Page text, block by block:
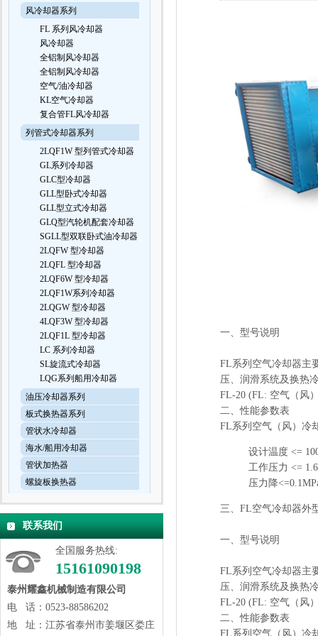
风冷却器系列
FL 系列风冷却器
风冷却器
全铝制风冷却器
全铝制风冷却器
空气/油冷却器
KL空气冷却器
复合管FL风冷却器
列管式冷却器系列
2LQF1W 型列管式冷却器
GL系列冷却器
GLC型冷却器
GLL型卧式冷却器
GLL型立式冷却器
GLQ型汽轮机配套冷却器
SGLL型双联卧式油冷却器
2LQFW 型冷却器
2LQFL 型冷却器
2LQF6W 型冷却器
2LQF1W系列冷却器
2LQGW 型冷却器
4LQF3W 型冷却器
2LQF1L 型冷却器
LC 系列冷却器
SL旋流式冷却器
LQG系列船用冷却器
油压冷却器系列
板式换热器系列
管状水冷却器
海水/船用冷却器
管状加热器
螺旋板换热器
联系我们
全国服务热线:
15161090198
泰州耀鑫机械制造有限公司
电 话：0523-88586202
地 址：江苏省泰州市姜堰区娄庄
一、型号说明
FL系列空气冷却器主
压、润滑系统及换热
FL-20 (FL: 空气（风
二、性能参数表
FL系列空气（风）冷
设计温度 <=
工作压力 <=
压力降
三、FL空气冷却器外
一、型号说明
FL系列空气冷却器主
压、润滑系统及换热
FL-20 (FL: 空气（风
二、性能参数表
FL系列空气（风）冷